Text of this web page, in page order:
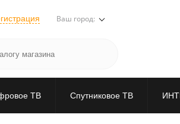
Ваш город:
ТВ Спутниковое ТВ